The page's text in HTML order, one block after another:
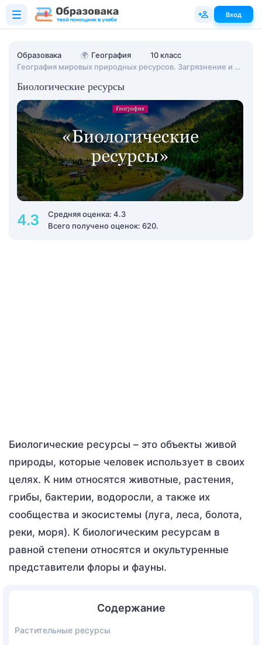
Образовака 🌍 География
10 класс
География мировых природных ресурсов. Загрязнение и охрана окружающей среды
Биологические ресурсы
4.3
Средняя оценка: 4.3
Всего получено оценок: 620.
Биологические ресурсы – это объекты живой
природы, которые человек использует в своих
целях. К ним относятся животные, растения,
грибы, бактерии, водоросли, а также их
сообщества и экосистемы (луга, леса, болота,
реки, моря). К биологическим ресурсам в
равной степени относятся и окультуренные
представители флоры и фауны.
Содержание
Растительные ресурсы
Вход